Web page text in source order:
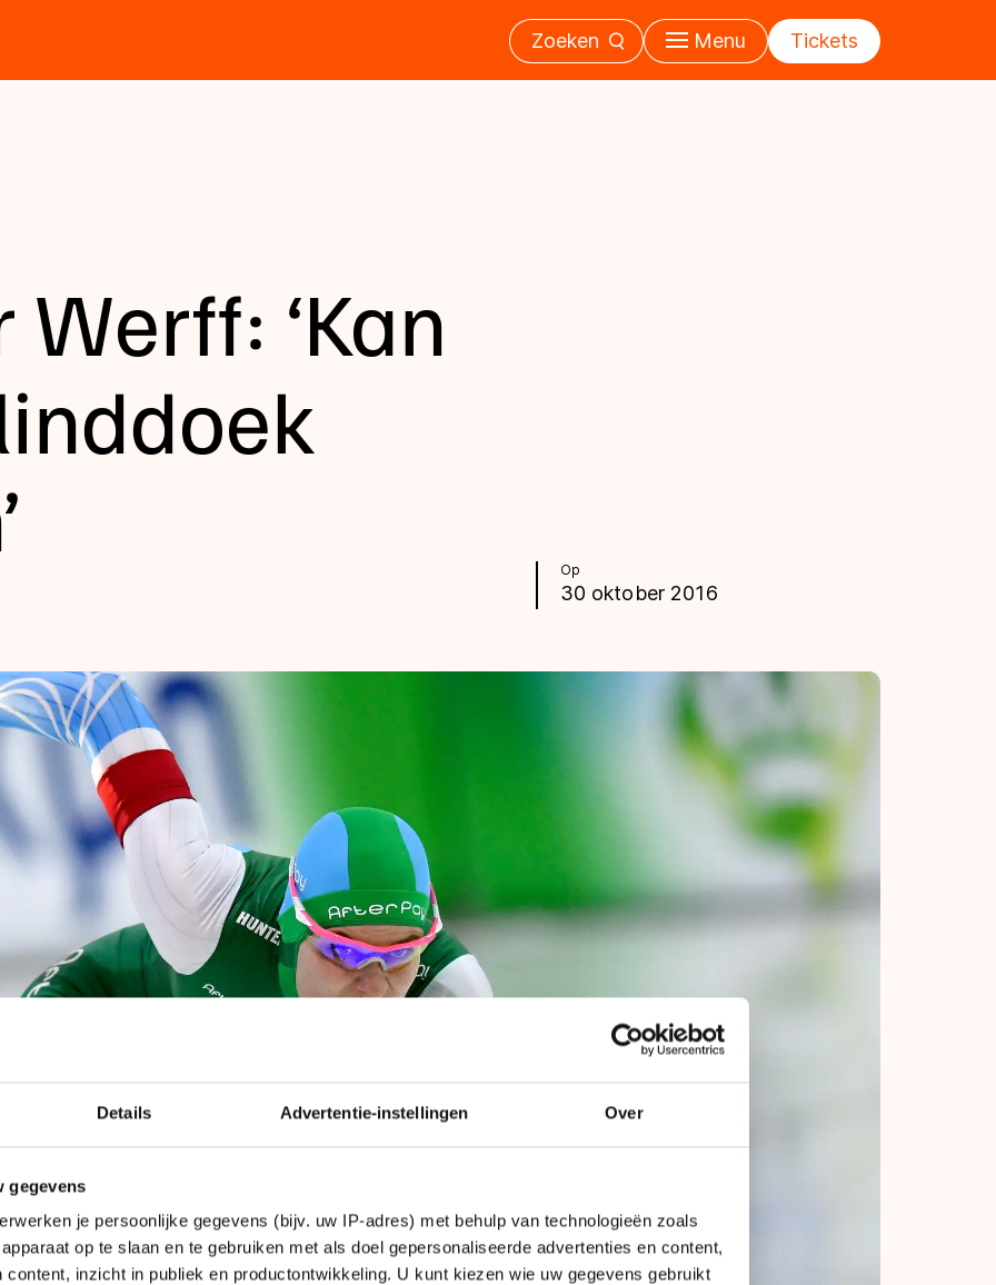
Details Advertentie-instellingen Over
gegevens
je persoonlijke gegevens (bijv. uw IP-adres) met behulp van technologieën zoals
op te slaan en te gebruiken met als doel gepersonaliseerde advertenties en content,
content, inzicht in publiek en productontwikkeling. U kunt kiezen wie uw gegevens gebruikt
Zoeken Menu Tickets
Op
30 oktober 2016
‘Kan